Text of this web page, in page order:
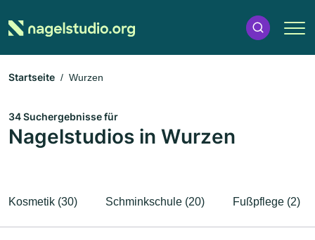
Startseite Wurzen
34 Suchergebnisse für
Nagelstudios in Wurzen
Kosmetik (30) Schminkschule (20) Fußpflege (2)